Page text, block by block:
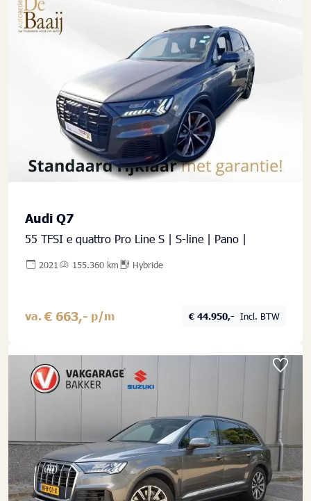
Audi Q7
55 TFSI e quattro Pro Line S | S-line | Pano |
2021 155.360 km Hybride
va. € 663,- p/m € 44.950,- Incl. BTW